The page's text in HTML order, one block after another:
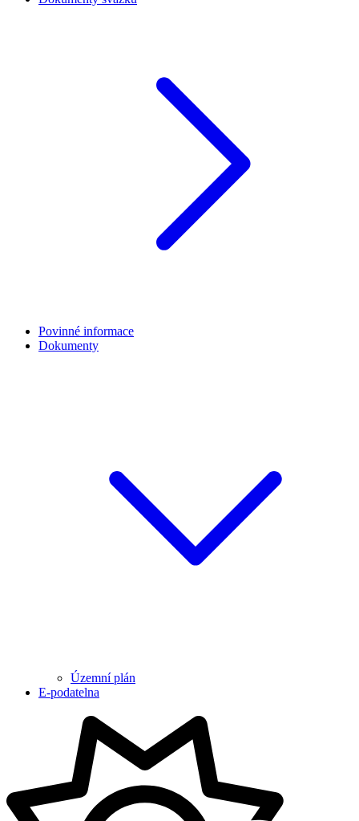
Povinné informace
Dokumenty
Územní plán
E-podatelna